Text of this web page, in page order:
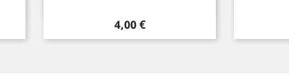
Prix
4,00 €